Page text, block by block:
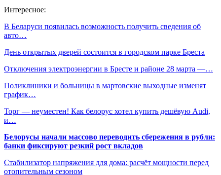
Интересное:
В Беларуси появилась возможность получить сведения об
авто…
День открытых дверей состоится в городском парке Бреста
Отключения электроэнергии в Бресте и районе 28 марта —…
Поликлиники и больницы в мартовские выходные изменят
график…
Торг — неуместен! Как белорус хотел купить дешёвую Audi,
и…
Белорусы начали массово переводить сбережения в рубли:
банки фиксируют резкий рост вкладов
Стабилизатор напряжения для дома: расчёт мощности перед
отопительным сезоном